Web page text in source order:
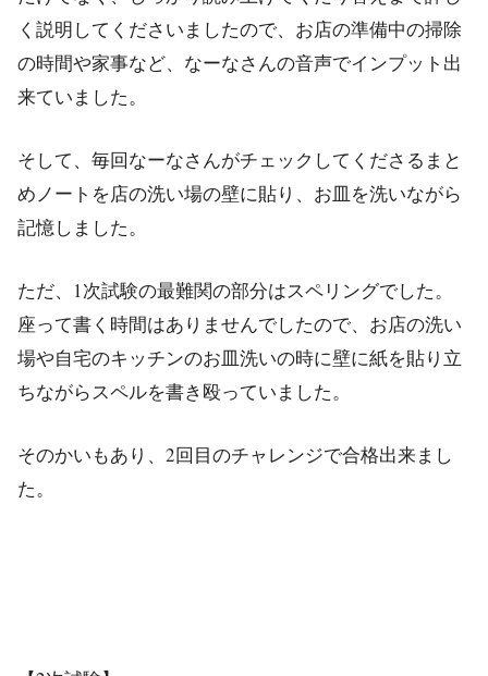
く説明してくださいましたので、お店の準備中の掃除
の時間や家事など、なーなさんの音声でインプット出
来ていました。
そして、毎回なーなさんがチェックしてくださるまと
めノートを店の洗い場の壁に貼り、お皿を洗いながら
記憶しました。
ただ、1次試験の最難関の部分はスペリングでした。
座って書く時間はありませんでしたので、お店の洗い
場や自宅のキッチンのお皿洗いの時に壁に紙を貼り立
ちながらスペルを書き殴っていました。
そのかいもあり、2回目のチャレンジで合格出来まし
た。